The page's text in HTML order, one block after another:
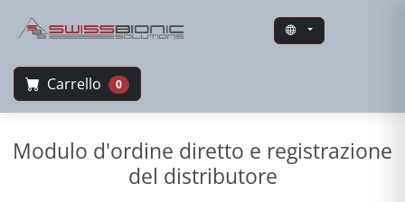
Carrello 0
Swiss Bionic Solutions
Modulo d'ordine diretto e registrazione
del distributore